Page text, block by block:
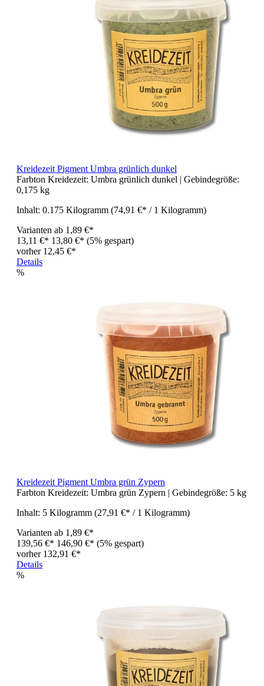
Kreidezeit Pigment Umbra grünlich dunkel
Farbton Kreidezeit: Umbra grünlich dunkel | Gebindegröße:
0,175 kg
Inhalt: 0.175 Kilogramm (74,91 €* / 1 Kilogramm)
Varianten ab 1,89 €*
13,11 €* 13,80 €* (5% gespart)
vorher 12,45 €*
Details
%
Kreidezeit Pigment Umbra grün Zypern
Farbton Kreidezeit: Umbra grün Zypern | Gebindegröße: 5 kg
Inhalt: 5 Kilogramm (27,91 €* / 1 Kilogramm)
Varianten ab 1,89 €*
139,56 €* 146,90 €* (5% gespart)
vorher 132,91 €*
Details
%